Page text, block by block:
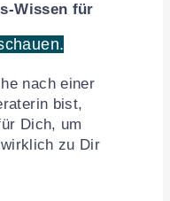
Wissen für
nach einer
bist,
Dich, um
zu Dir